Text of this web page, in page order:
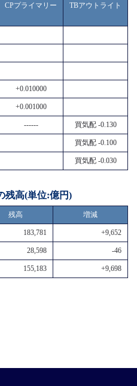
CPプライマリー TBアウトライト
+0.010000
+0.001000
------ 買気配 -0.130
買気配 -0.100
買気配 -0.030
残高(単位:億円)
残高 増減
183,781 +9,652
28,598 -46
155,183 +9,698